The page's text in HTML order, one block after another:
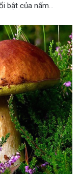
bật của nấm…